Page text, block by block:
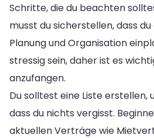
Schritte, die du beachten
musst du sicherstellen, dass
Planung und Organisation
stressig sein, daher ist es
anzufangen.
Du solltest eine Liste erstellen,
dass du nichts vergisst.
aktuellen Verträge wie